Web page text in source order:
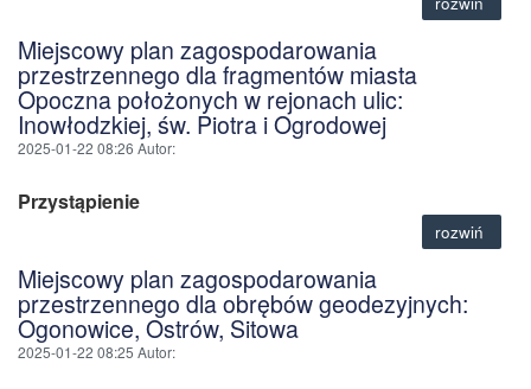
Miejscowy plan zagospodarowania
przestrzennego dla fragmentów miasta
Opoczna położonych w rejonach ulic:
Inowłodzkiej, św. Piotra i Ogrodowej
2025-01-22 08:26 Autor:
Przystąpienie
rozwiń
Miejscowy plan zagospodarowania
przestrzennego dla obrębów geodezyjnych:
Ogonowice, Ostrów, Sitowa
2025-01-22 08:25 Autor: